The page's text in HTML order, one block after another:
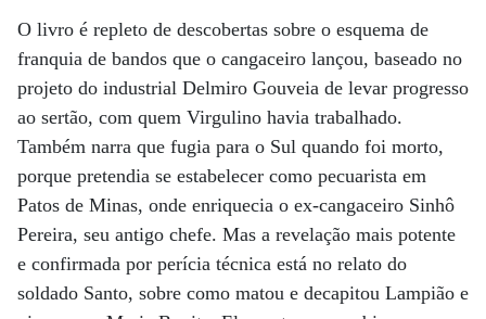
O livro é repleto de descobertas sobre o esquema de
franquia de bandos que o cangaceiro lançou, baseado no
projeto do industrial Delmiro Gouveia de levar progresso
ao sertão, com quem Virgulino havia trabalhado.
Também narra que fugia para o Sul quando foi morto,
porque pretendia se estabelecer como pecuarista em
Patos de Minas, onde enriquecia o ex-cangaceiro Sinhô
Pereira, seu antigo chefe. Mas a revelação mais potente
e confirmada por perícia técnica está no relato do
soldado Santo, sobre como matou e decapitou Lampião e